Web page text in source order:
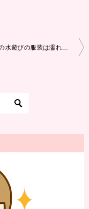
幼稚園の水遊びの服装は濡れてもいい服？水着？年少でも水着を自分で着れる？